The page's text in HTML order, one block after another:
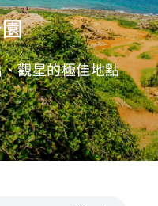
觀星的極佳地點